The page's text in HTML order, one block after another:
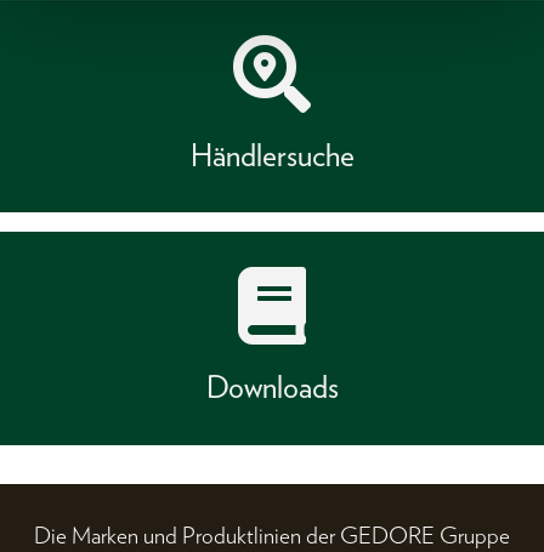
Händlersuche
Downloads
Die Marken und Produktlinien der GEDORE Gruppe